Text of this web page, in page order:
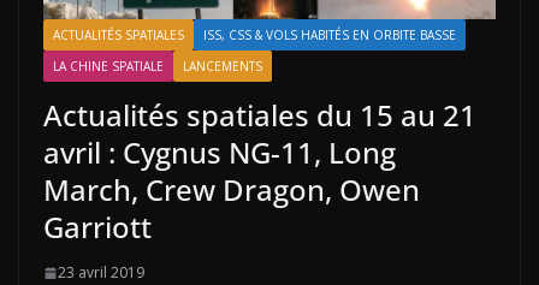
ACTUALITÉS SPATIALES
ISS, CSS & VOLS HABITÉS EN ORBITE BASSE
LA CHINE SPATIALE
LANCEMENTS
Actualités spatiales du 15 au 21
avril : Cygnus NG-11, Long
March, Crew Dragon, Owen
Garriott
23 avril 2019